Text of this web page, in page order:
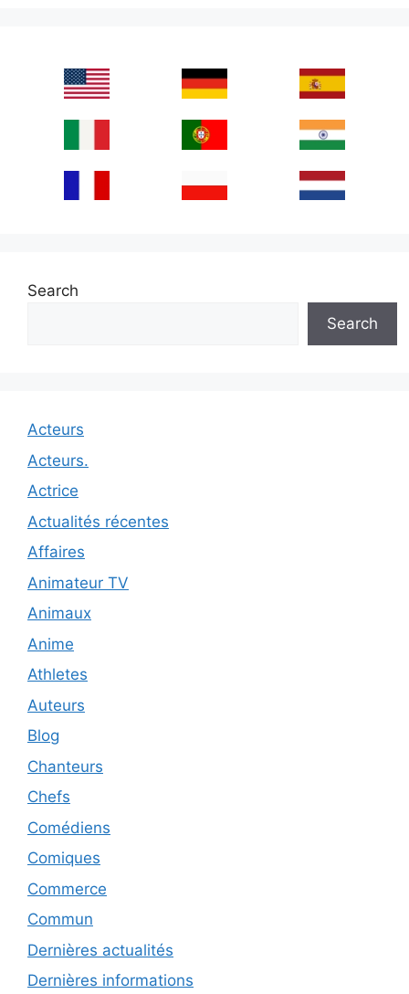
Search
Search
Acteurs
Acteurs.
Actrice
Actualités récentes
Affaires
Animateur TV
Animaux
Anime
Athletes
Auteurs
Blog
Chanteurs
Chefs
Comédiens
Comiques
Commerce
Commun
Dernières actualités
Dernières informations